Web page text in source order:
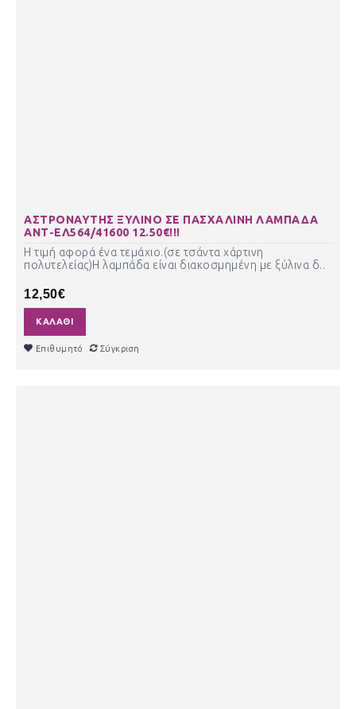
ΑΣΤΡΟΝΑΥΤΗΣ ΞΥΛΙΝΟ ΣΕ ΠΑΣΧΑΛΙΝΗ ΛΑΜΠΑΔΑ
ΑΝΤ-ΕΛ564/41600 12.50€!!!
Η τιμή αφορά ένα τεμάχιο.(σε τσάντα χάρτινη
πολυτελείας)Η λαμπάδα είναι διακοσμημένη με ξύλινα δ..
12,50€
ΚΑΛΆΘΙ
Επιθυμητό Σύγκριση